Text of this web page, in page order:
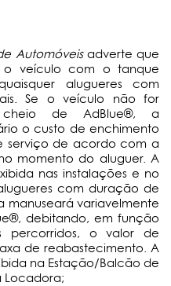
Automóveis adverte que
veículo com o tanque
alugueres com
Se o veículo não for
de AdBlue®, a
o custo de enchimento
serviço de acordo com a
momento do aluguer. A
nas instalações e no
com duração de
manuseará variavelmente
debitando, em função
percorridos, o valor de
de reabastecimento. A
na Estação/Balcão de
Locadora;